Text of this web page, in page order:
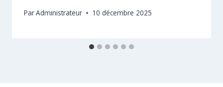
ParAdministrateur 10 décembre 2025